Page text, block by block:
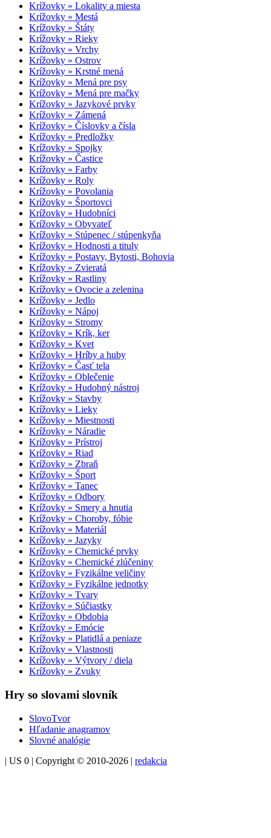
Krížovky » Lokality a miesta
Krížovky » Mestá
Krížovky » Štáty
Krížovky » Rieky
Krížovky » Vrchy
Krížovky » Ostrov
Krížovky » Krstné mená
Krížovky » Mená pre psy
Krížovky » Mená pre mačky
Krížovky » Jazykové prvky
Krížovky » Zámená
Krížovky » Číslovky a čísla
Krížovky » Predložky
Krížovky » Spojky
Krížovky » Častice
Krížovky » Farby
Krížovky » Roly
Krížovky » Povolania
Krížovky » Športovci
Krížovky » Hudobníci
Krížovky » Obyvateľ
Krížovky » Stúpenec / stúpenkyňa
Krížovky » Hodnosti a tituly
Krížovky » Postavy, Bytosti, Bohovia
Krížovky » Zvieratá
Krížovky » Rastliny
Krížovky » Ovocie a zelenina
Krížovky » Jedlo
Krížovky » Nápoj
Krížovky » Stromy
Krížovky » Krík, ker
Krížovky » Kvet
Krížovky » Hríby a huby
Krížovky » Časť tela
Krížovky » Oblečenie
Krížovky » Hudobný nástroj
Krížovky » Stavby
Krížovky » Lieky
Krížovky » Miestnosti
Krížovky » Náradie
Krížovky » Prístroj
Krížovky » Riad
Krížovky » Zbraň
Krížovky » Šport
Krížovky » Tanec
Krížovky » Odbory
Krížovky » Smery a hnutia
Krížovky » Choroby, fóbie
Krížovky » Materiál
Krížovky » Jazyky
Krížovky » Chemické prvky
Krížovky » Chemické zlúčeniny
Krížovky » Fyzikálne veličiny
Krížovky » Fyzikálne jednotky
Krížovky » Tvary
Krížovky » Súčiastky
Krížovky » Obdobia
Krížovky » Emócie
Krížovky » Platidlá a peniaze
Krížovky » Vlastnosti
Krížovky » Výtvory / diela
Krížovky » Zvuky
Hry so slovami slovník
SlovoTvor
Hľadanie anagramov
Slovné analógie
| US 0 | Copyright © 2010-2026 | redakcia